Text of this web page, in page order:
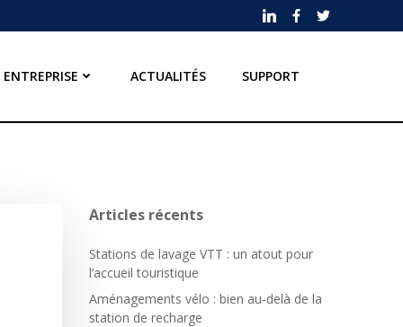
ENTREPRISE ACTUALITÉS SUPPORT
Articles récents
Stations de lavage VTT : un atout pour
l’accueil touristique
Aménagements vélo : bien au-delà de la
station de recharge